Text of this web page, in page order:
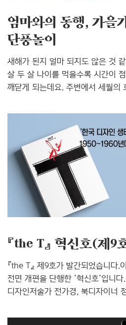
엄마와의 동행, 가을
단풍놀이
새해가 된지 얼마 되지도 않은 것
살 두 살 나이를 먹을수록 시간이
깨닫게 되는데요. 주변에서 세월의
생각해요. 매일 보기 때문에 나이
않음을 잊고 사는 것 같아서 마음
이처럼 세월의 흔적이 고스란히 담
느껴지는 슬픔은 자식이라면 당연
맛있는 것도 자주 사드리고 좋은 곳
효도해야겠습니다. 오늘 이렇게 어
지난 가을, 엄마와 함께 내장산 단
때문이에요. 내장산은 인터넷 녹색
탑10안에 들 정도로..
『the T』 혁신호(제9
『the T』 제9호가 발간되었습니다.
전면 개편을 단행한 ‘혁신호’입니
디자인저술가 전가경, 북디자이너
구매하기 (링크) 신년 첫 호이기도